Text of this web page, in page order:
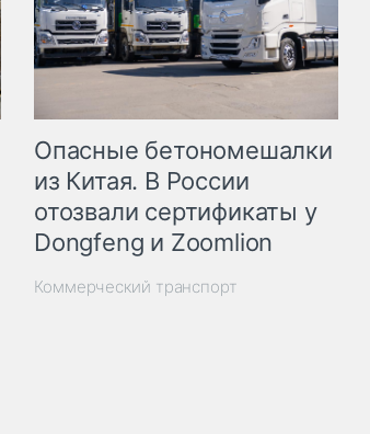
Опасные бетономешалки
из Китая. В России
отозвали сертификаты у
Dongfeng и Zoomlion
Коммерческий транспорт